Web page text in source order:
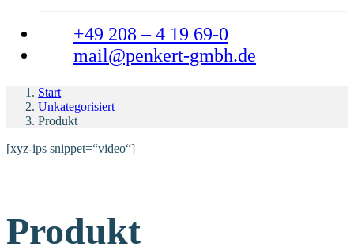
+49 208 – 4 19 69-0
mail@penkert-gmbh.de
Start
Unkategorisiert
Produkt
[xyz-ips snippet=“video“]
Produkt